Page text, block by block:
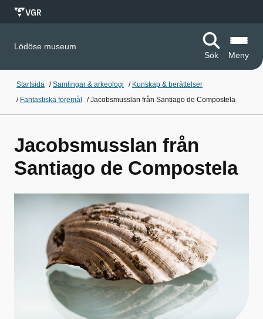
Lödöse museum
Sök
Meny
Startsida /Samlingar & arkeologi / Kunskap & berättelser
/ Fantastiska föremål /Jacobsmusslan från Santiago de Compostela
Jacobsmusslan från
Santiago de Compostela